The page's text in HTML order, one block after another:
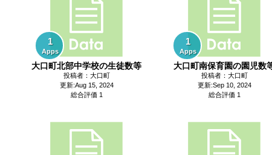
1
Apps
大口町北部中学校の生徒数等
投稿者：大口町
更新:Aug 15, 2024
総合評価 1
1
Apps
大口町南保育園の園児数
投稿者：大口町
更新:Sep 10, 2024
総合評価 1